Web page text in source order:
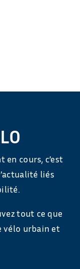
cours, c’est
liés
tout ce que
vélo urbain et